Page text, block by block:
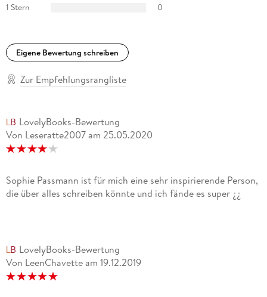
1 Stern
0
Eigene Bewertung schreiben
Zur Empfehlungsrangliste
LovelyBooks-Bewertung
Von Leseratte2007 am 25.05.2020
Sophie Passmann ist für mich eine sehr inspirierende Person,
die über alles schreiben könnte und ich fände es super ¿¿
LovelyBooks-Bewertung
Von LeenChavette am 19.12.2019